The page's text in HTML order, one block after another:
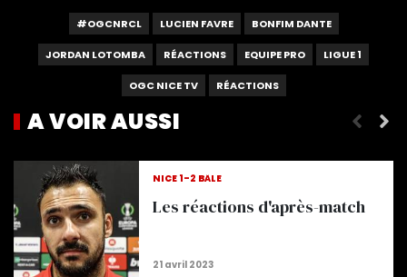
#OGCNRCL LUCIEN FAVRE BONFIM DANTE
JORDAN LOTOMBA RÉACTIONS EQUIPE PRO LIGUE 1
OGC NICE TV RÉACTIONS
A VOIR AUSSI
NICE 1-2 BÂLE
Les réactions d'après-match
Les réactions d'après-match